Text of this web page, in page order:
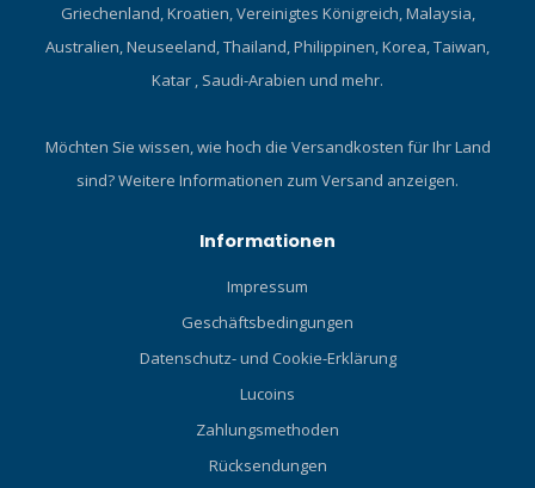
Griechenland, Kroatien, Vereinigtes Königreich, Malaysia,
Australien, Neuseeland, Thailand, Philippinen, Korea, Taiwan,
Katar , Saudi-Arabien und mehr.
Möchten Sie wissen, wie hoch die Versandkosten für Ihr Land
sind?Weitere Informationen zum Versand anzeigen.
Informationen
Impressum
Geschäftsbedingungen
Datenschutz- und Cookie-Erklärung
Lucoins
Zahlungsmethoden
Rücksendungen